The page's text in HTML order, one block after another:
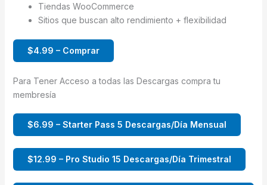
Tiendas WooCommerce
Sitios que buscan alto rendimiento + flexibilidad
$4.99 – Comprar
Para Tener Acceso a todas las Descargas compra tu
membresía
$6.99 – Starter Pass 5 Descargas/Día Mensual
$12.99 – Pro Studio 15 Descargas/Día Trimestral